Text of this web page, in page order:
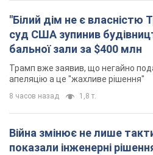
"Білий дім не є власністю
суд США зупинив
бальної зали за $400 млн
Трамп вже заявив, що негайно
апеляцію а це "жахливе рішення"
8 часов назад 1,8 т.
Війна змінює не лише
показали інженерні